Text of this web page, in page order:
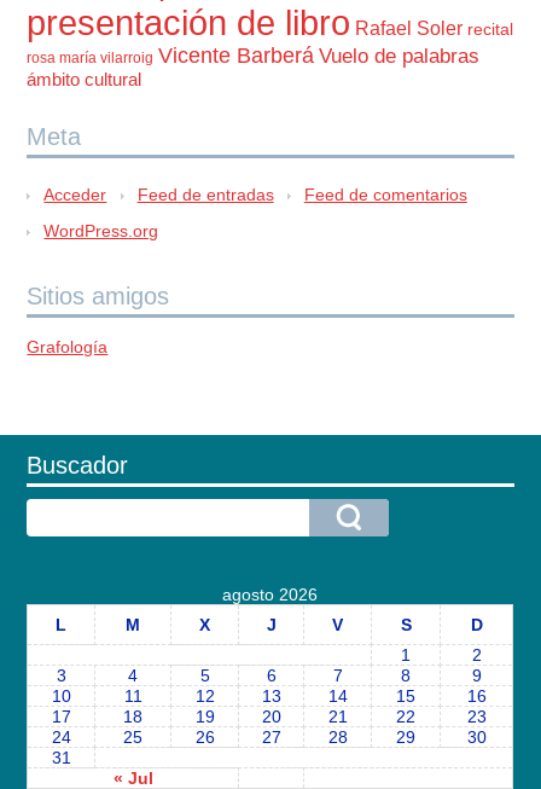
presentación de libro Rafael Soler recital
rosa maría vilarroig Vicente Barberá Vuelo de palabras
ámbito cultural
Meta
Acceder Feed de entradas
Feed de comentarios
WordPress.org
Sitios amigos
Grafología
Buscador
agosto 2026
L
M X J V S D
« Jul
1
2
3
4 5 6 7 8
9
10
11 12 13 14 15
16
17
18 19 20 21 22
23
24
25 26 27 28 29
30
31